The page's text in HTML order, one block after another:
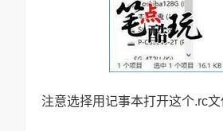
注意选择用记事本打开这个.rc文